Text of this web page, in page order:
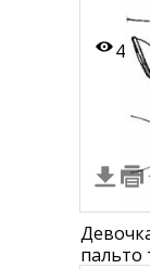
4
пальто